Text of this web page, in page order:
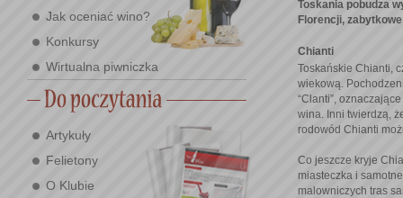
Jak oceniać wino?
Konkursy
Wirtualna piwniczka
Artykuły
Felietony
O Klubie
Toskania pobudza
Florencji,
Chianti
Toskańskie Chianti,
wiekową.
“Clanti”,
wina. Inni twierdzą,
rodowód Chianti
Co jeszcze kryje
miasteczka i
malowniczych tras